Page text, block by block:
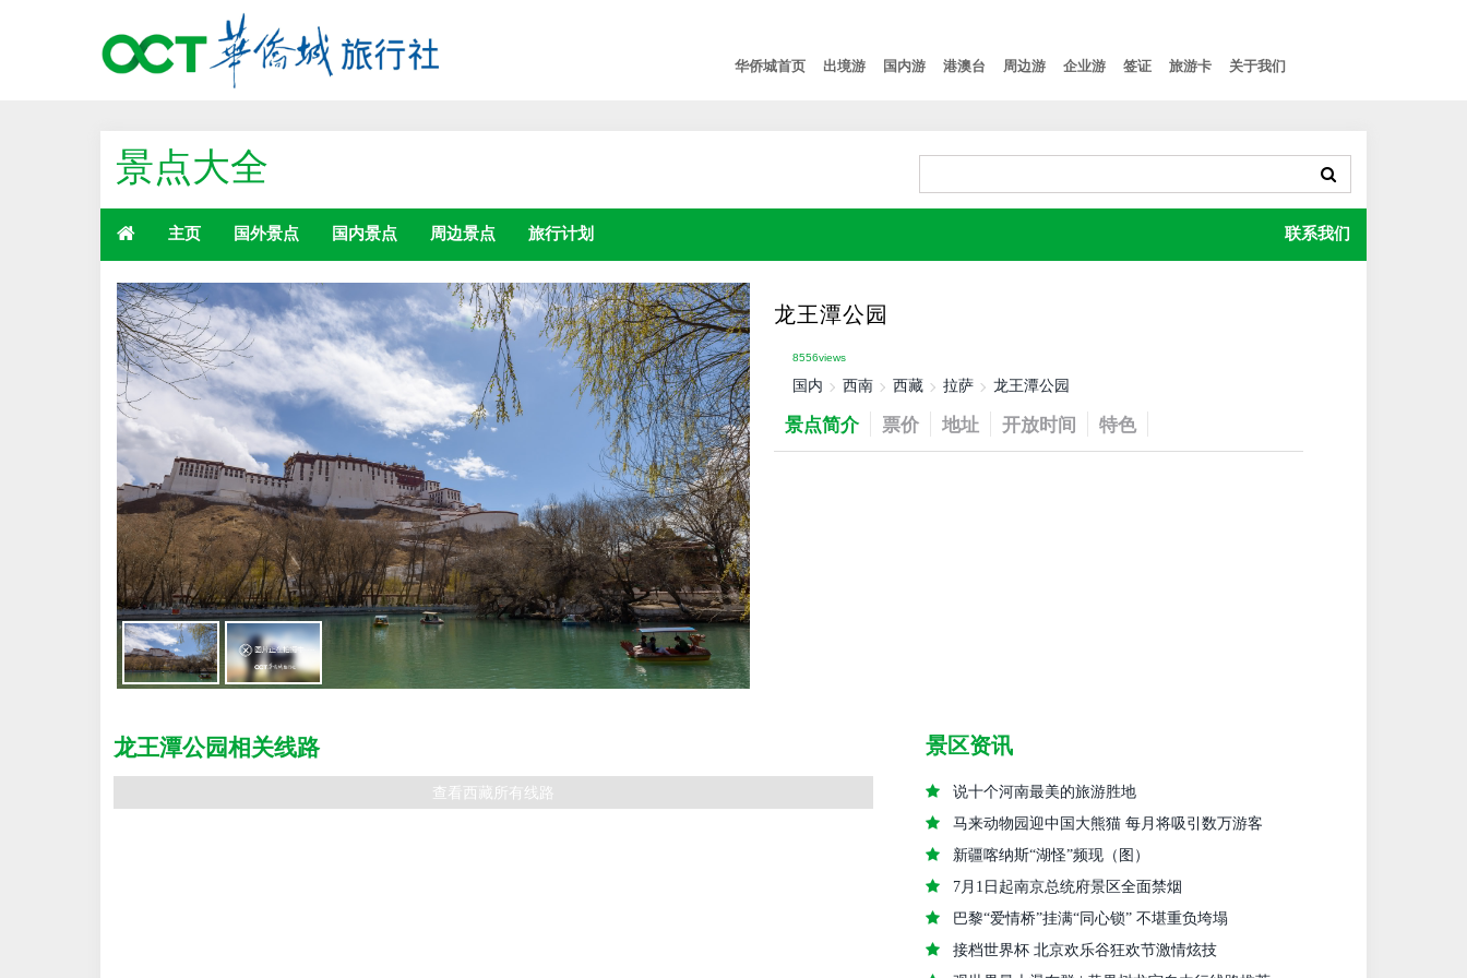
华侨城首页 出境游 国内游 港澳台 周边游 企业游 签证 旅游卡 关于我们
景点大全
主页 国外景点 国内景点 周边景点 旅行计划 联系我们
龙王潭公园
8556views
国内 西南 西藏 拉萨 龙王潭公园
景点简介 票价 地址 开放时间 特色
龙王潭公园相关线路
查看西藏所有线路
景区资讯
说十个河南最美的旅游胜地
马来动物园迎中国大熊猫 每月将吸引数万游客
新疆喀纳斯“湖怪”频现（图）
7月1日起南京总统府景区全面禁烟
巴黎“爱情桥”挂满“同心锁” 不堪重负垮塌
接档世界杯 北京欢乐谷狂欢节激情炫技